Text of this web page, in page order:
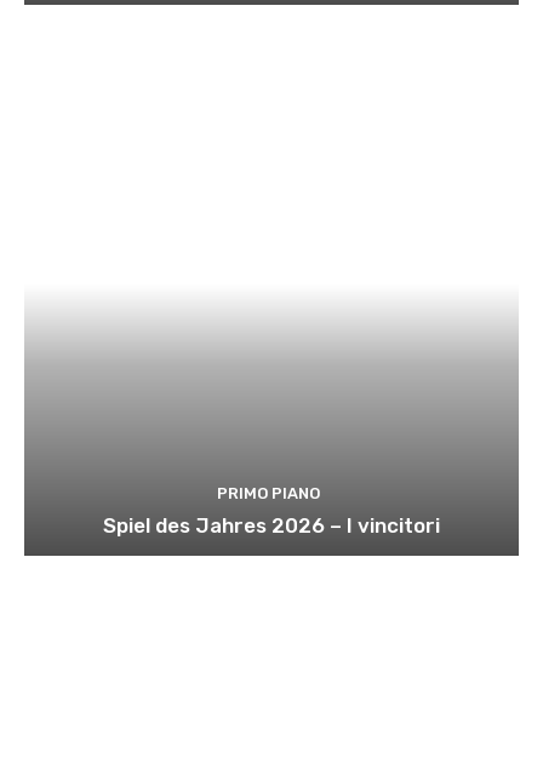
PRIMO PIANO
Spiel des Jahres 2026 – I vincitori